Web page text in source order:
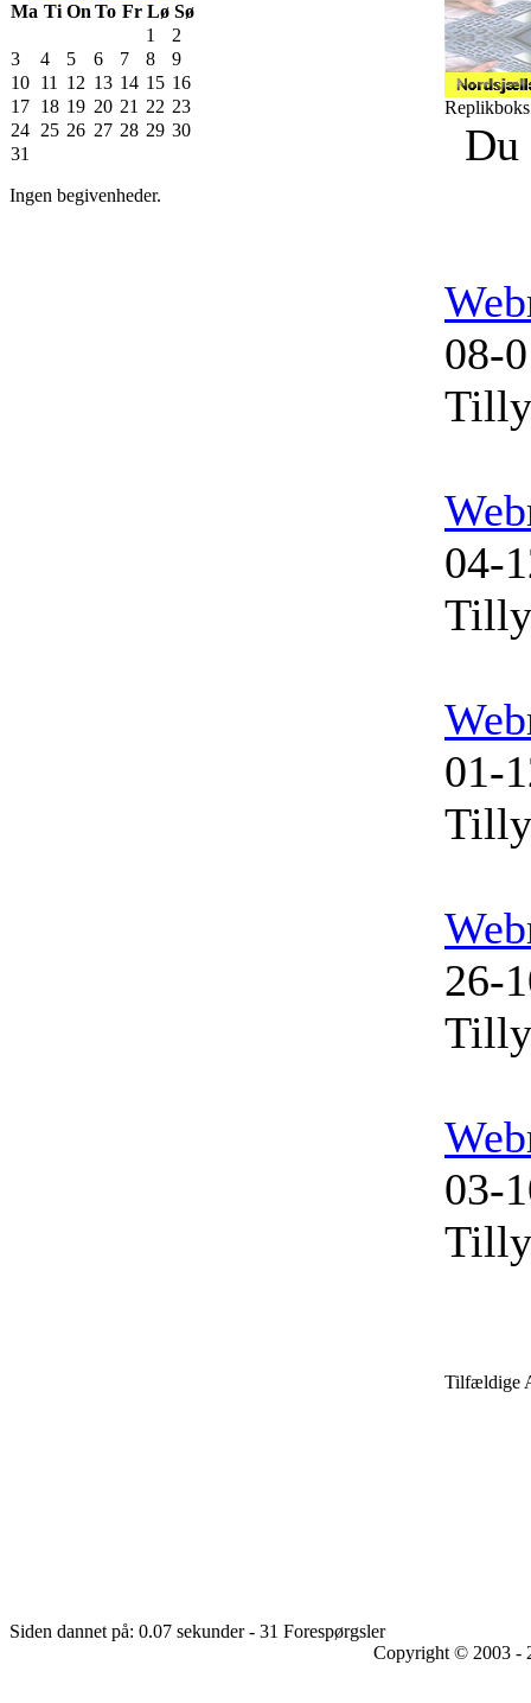
Ma Ti On To Fr Lø Sø
1
2
3
4 5 6 7 8
9
10 11 12 13 14 15 16
17 18 19 20 21 22 23
24 25 26 27 28 29 30
31
Ingen begivenheder.
Replikboks
Du
08-
04-
01-
26-
03-
Tilfældige
Siden dannet på: 0.07 sekunder - 31 Forespørgsler
Copyright © 2003 -